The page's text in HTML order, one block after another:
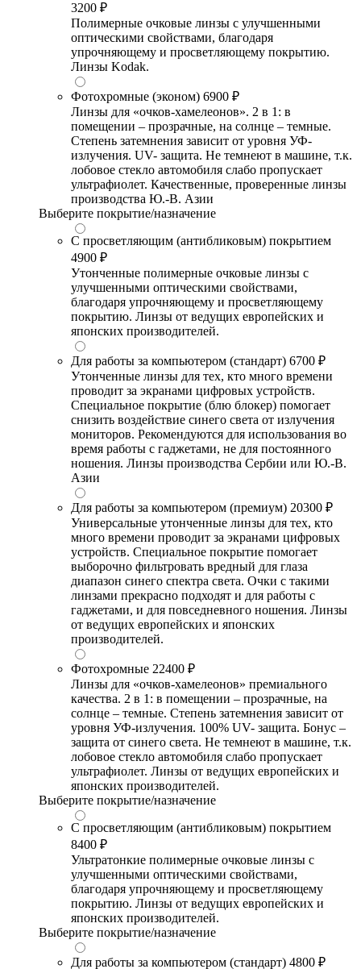
3200 ₽
Полимерные очковые линзы с улучшенными
оптическими свойствами, благодаря
упрочняющему и просветляющему покрытию.
Линзы Kodak.
Фотохромные (эконом) 6900 ₽
Линзы для «очков-хамелеонов». 2 в 1: в
помещении – прозрачные, на солнце – темные.
Степень затемнения зависит от уровня УФ-
излучения. UV- защита. Не темнеют в машине, т.к.
лобовое стекло автомобиля слабо пропускает
ультрафиолет. Качественные, проверенные линзы
производства Ю.-В. Азии
Выберите покрытие/назначение
С просветляющим (антибликовым) покрытием
4900 ₽
Утонченные полимерные очковые линзы с
улучшенными оптическими свойствами,
благодаря упрочняющему и просветляющему
покрытию. Линзы от ведущих европейских и
японских производителей.
Для работы за компьютером (стандарт) 6700 ₽
Утонченные линзы для тех, кто много времени
проводит за экранами цифровых устройств.
Специальное покрытие (блю блокер) помогает
снизить воздействие синего света от излучения
мониторов. Рекомендуются для использования во
время работы с гаджетами, не для постоянного
ношения. Линзы производства Сербии или Ю.-В.
Азии
Для работы за компьютером (премиум) 20300 ₽
Универсальные утонченные линзы для тех, кто
много времени проводит за экранами цифровых
устройств. Специальное покрытие помогает
выборочно фильтровать вредный для глаза
диапазон синего спектра света. Очки с такими
линзами прекрасно подходят и для работы с
гаджетами, и для повседневного ношения. Линзы
от ведущих европейских и японских
производителей.
Фотохромные 22400 ₽
Линзы для «очков-хамелеонов» премиального
качества. 2 в 1: в помещении – прозрачные, на
солнце – темные. Степень затемнения зависит от
уровня УФ-излучения. 100% UV- защита. Бонус –
защита от синего света. Не темнеют в машине, т.к.
лобовое стекло автомобиля слабо пропускает
ультрафиолет. Линзы от ведущих европейских и
японских производителей.
Выберите покрытие/назначение
С просветляющим (антибликовым) покрытием
8400 ₽
Ультратонкие полимерные очковые линзы с
улучшенными оптическими свойствами,
благодаря упрочняющему и просветляющему
покрытию. Линзы от ведущих европейских и
японских производителей.
Выберите покрытие/назначение
Для работы за компьютером (стандарт) 4800 ₽